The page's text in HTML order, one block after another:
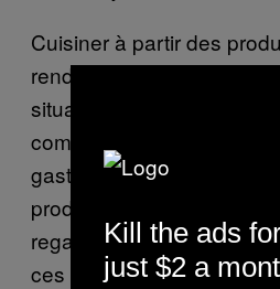
Cuisiner à partir des
rend plus vulnérable mais
situation. Si vous y pensez,
complètement à l’opposé
gastronomie, où on
produit standardisé. En
regarder. Vous pouvez
ces deux radis seront
Kill the ads
just $2 a